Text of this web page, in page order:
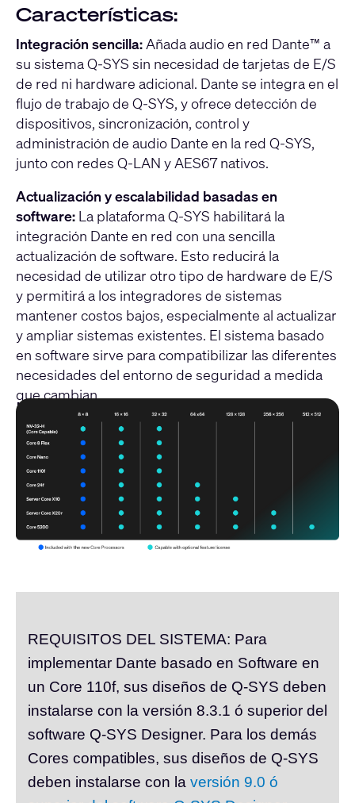
Características:
Integración sencilla: Añada audio en red Dante™ a
su sistema Q-SYS sin necesidad de tarjetas de E/S
de red ni hardware adicional. Dante se integra en el
flujo de trabajo de Q-SYS, y ofrece detección de
dispositivos, sincronización, control y
administración de audio Dante en la red Q-SYS,
junto con redes Q-LAN y AES67 nativos.
Actualización y escalabilidad basadas en
software: La plataforma Q-SYS habilitará la
integración Dante en red con una sencilla
actualización de software. Esto reducirá la
necesidad de utilizar otro tipo de hardware de E/S
y permitirá a los integradores de sistemas
mantener costos bajos, especialmente al actualizar
y ampliar sistemas existentes. El sistema basado
en software sirve para compatibilizar las diferentes
necesidades del entorno de seguridad a medida
que cambian.
Licensing Tier Structure
REQUISITOS DEL SISTEMA: Para
implementar Dante basado en Software en
un Core 110f, sus diseños de Q-SYS deben
instalarse con la versión 8.3.1 ó superior del
software Q-SYS Designer. Para los demás
Cores compatibles, sus diseños de Q-SYS
deben instalarse con la versión 9.0 ó